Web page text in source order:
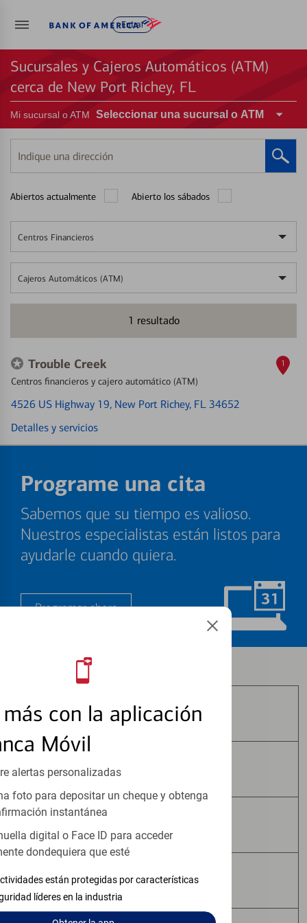
Entrar
con la aplicación
Móvil
alertas personalizadas
foto para depositar un cheque y obtenga
instantánea
digital o Face ID para acceder
dondequiera que esté
están protegidas por características
líderes en la industria
Sucursales y Cajeros Automáticos (ATM)
cerca de New Port Richey, FL
Mi sucursal o ATM Seleccionar una sucursal o ATM
Indique
una
Abiertos actualmente Abierto los sábados
Centros Financieros
Cajeros Automáticos (ATM)
1 resultado
Trouble Creek
Centros financieros y cajero automático (ATM)
4526 US Highway 19, New Port Richey, FL 34652
Detalles y servicios
1
Programe una cita
Sabemos que su tiempo es valioso.
Nuestros especialistas están listos para
ayudarle cuando quiera.
Programar ahora
Los productos de inversión y seguros:
No Están Asegurados por FDIC
No Tienen Garantía Bancaria
No Constituyen Depósitos